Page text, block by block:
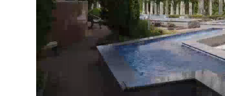
велосипедов, электросамокатов.
В медцентре ведут приёмврачи 20 профилей,
ревматолог, хирург, проктолог. Проводится
сканирование артерий, реоэнцефалография,
мониторирование АД, спирография, СМАД.
исследований на автоматических
Siemens, Roche, Sysmex, Stago.